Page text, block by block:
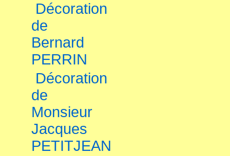
Décoration
de
Bernard
PERRIN
Décoration
de
Monsieur
Jacques
PETITJEAN